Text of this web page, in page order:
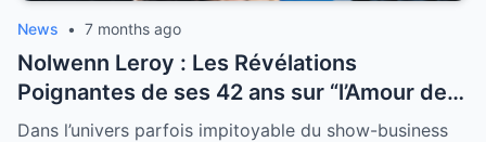
News • 7 months ago
Nolwenn Leroy : Les Révélations
Poignantes de ses 42 ans sur “l’Amour de
sa Vie”
Dans l’univers parfois impitoyable du show-business